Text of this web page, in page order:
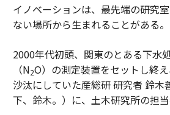
イノベーションは、最先端の研究
ない場所から生まれることがある。
2000年代初頭、関東のとある下水
（N2O）の測定装置をセットし終
沙汰にしていた産総研 研究者 鈴木
下、鈴木。）に、土木研究所の担当